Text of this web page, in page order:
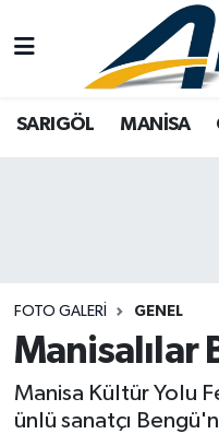
SARIGÖL MANİSA
FOTO GALERI GENEL
Manisalılar
Manisa Kültür Yolu
ünlü sanatçı
Yazarlar
SARIGÖL
EKONOMİ
SPOR
TARIM
Türkiye
Siyaset
Eğitim
Kültür Sanat
Manisa Nöbetçi
Süper Lig Puan
Tüm Manşetler
Son Dakika